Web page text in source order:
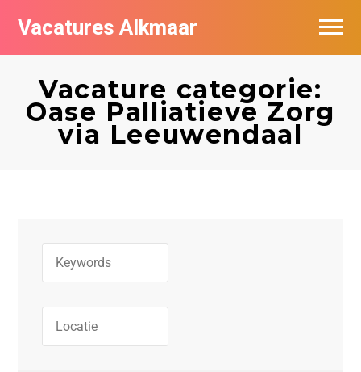
Vacatures Alkmaar
Vacature categorie:
Oase Palliatieve Zorg
via Leeuwendaal
Vacatures per bedrijf
Nieuwsbrief feed